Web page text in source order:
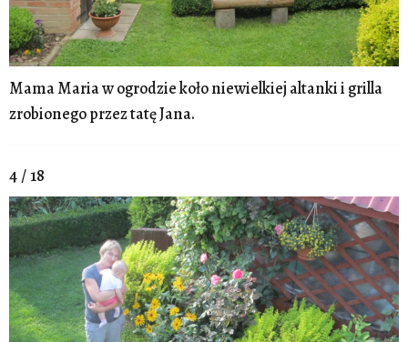
Mama Maria w ogrodzie koło niewielkiej altanki i grilla
zrobionego przez tatę Jana.
4 / 18